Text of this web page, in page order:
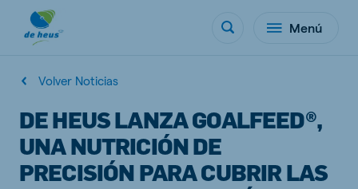
Menú
Volver Noticias
DE HEUS LANZA GOALFEED®,
UNA NUTRICIÓN DE
PRECISIÓN PARA CUBRIR LAS